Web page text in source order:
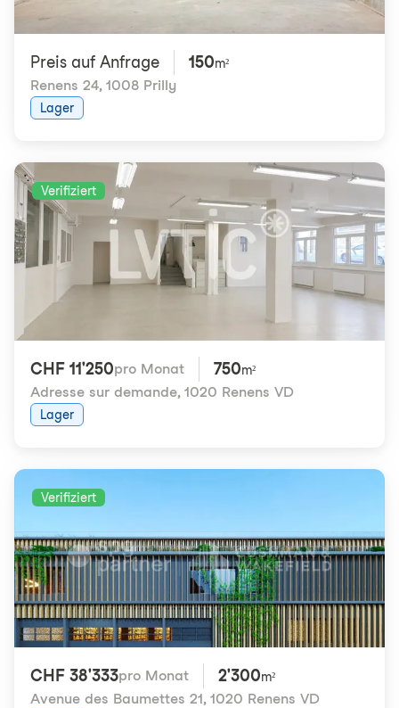
Preis auf Anfrage 150m²
Renens 24, 1008 Prilly
Lager
Verifiziert
CHF 11'250pro Monat 750m²
Adresse sur demande, 1020 Renens VD
Lager
Verifiziert
CHF 38'333pro Monat 2'300m²
Avenue des Baumettes 21, 1020 Renens VD